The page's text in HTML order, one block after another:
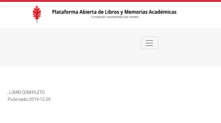
, LIBRO COMPLETO
Publicado 2019-12-20